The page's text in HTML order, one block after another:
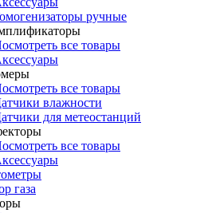
ручные
все товары
все товары
влажности
для метеостанций
все товары
газа